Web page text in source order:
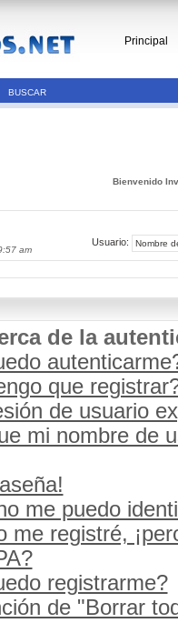
Principal
BUSCAR
Bienvenido
am
Usuario:
de la
que
de usuario
mi nombre de
me puedo
me registré,
registrarme?
de "Borrar